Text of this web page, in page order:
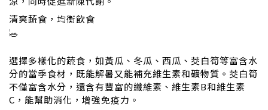
清爽蔬食，均衡飲食
選擇多樣化的蔬食，如黃瓜、冬瓜、西瓜、茭白筍等富含水
分的當季食材，既能解暑又能補充維生素和礦物質。茭白筍
不僅富含水分，還含有豐富的纖維素、維生素B和維生素
C，能幫助消化，增強免疫力。